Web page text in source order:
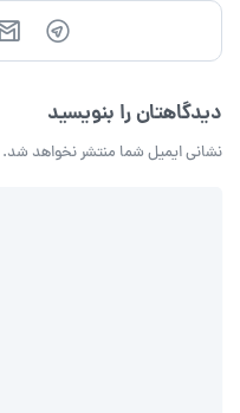
دیدگاهتان را بنویسید
نشانی ایمیل شما منتشر نخواهد شد.